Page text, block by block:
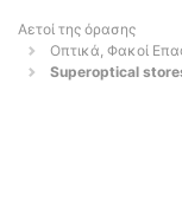
Αετοί της όρασης
Οπτικά, Φακοί
Superoptical